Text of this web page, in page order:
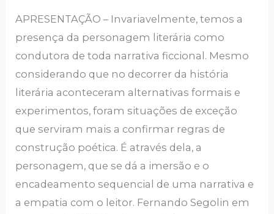
APRESENTAÇÃO – Invariavelmente, temos a
presença da personagem literária como
condutora de toda narrativa ficcional. Mesmo
considerando que no decorrer da história
literária aconteceram alternativas formais e
experimentos, foram situações de exceção
que serviram mais a confirmar regras de
construção poética. É através dela, a
personagem, que se dá a imersão e o
encadeamento sequencial de uma narrativa e
a empatia com o leitor. Fernando Segolin em